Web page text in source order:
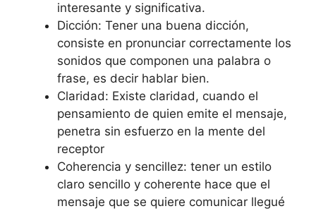
interesante y significativa.
Dicción: Tener una buena dicción,
consiste en pronunciar correctamente los
sonidos que componen una palabra o
frase, es decir hablar bien.
Claridad: Existe claridad, cuando el
pensamiento de quien emite el mensaje,
penetra sin esfuerzo en la mente del
receptor
Coherencia y sencillez: tener un estilo
claro sencillo y coherente hace que el
mensaje que se quiere comunicar llegué